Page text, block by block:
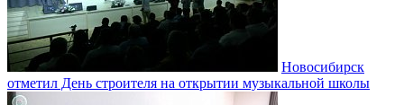
Новосибирск
отметил День строителя на открытии музыкальной школы